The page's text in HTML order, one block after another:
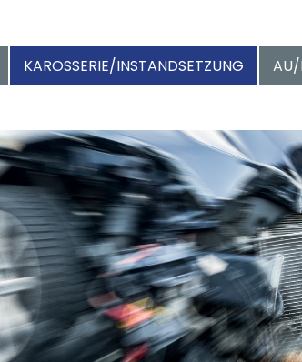
KAROSSERIE/INSTANDSETZUNG AU/